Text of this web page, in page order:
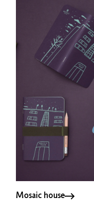
Mosaic house